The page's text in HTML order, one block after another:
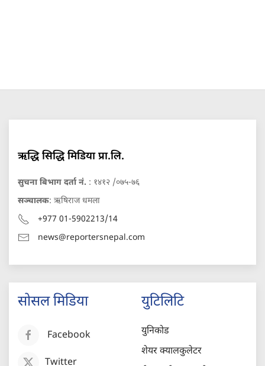
ऋद्धि सिद्धि मिडिया प्रा.लि.
सुचना बिभाग दर्ता नं. : १४१२ /०७५-७६
सञ्चालक: ऋषिराज धमला
+977 01-5902213/14
news@reportersnepal.com
सोसल मिडिया
Facebook
Twitter
युटिलिटि
युनिकोड
शेयर क्यालकुलेटर